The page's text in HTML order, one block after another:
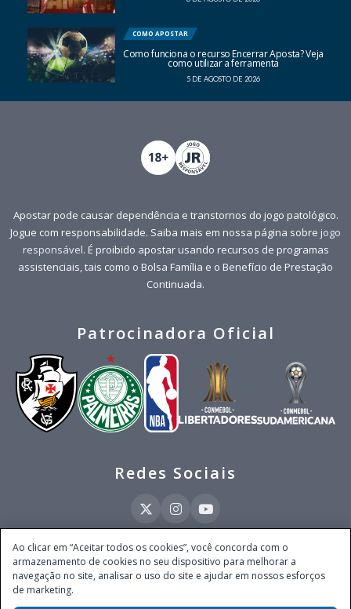
COMO APOSTAR
Como funciona o recurso Encerrar Aposta? Veja
como utilizar a ferramenta
5 DE AGOSTO DE 2026
Apostar pode causar dependência e transtornos do jogo patológico.
Jogue com responsabilidade. Saiba mais em nossa página sobre jogo
responsável. É proibido apostar usando recursos de programas
assistenciais, tais como o Bolsa Família e o Benefício de Prestação
Continuada.
Patrocinadora Oficial
Redes Sociais
Este site é operado pela Ventmear Brasil LTDA (CNPJ 52.868.380/0001-84), com
endereço na Avenida Brigadeiro Faria Lima, nº 4.055, 3º andar, Itaim Bibi, no
Município de São Paulo, Estado de São Paulo, CEP 04538-133, Brasil - empresa
autorizada a operar apostas de quota fixa em todo território nacional pela
Ao clicar em “Aceitar todos os cookies”, você concorda com o
armazenamento de cookies no seu dispositivo para melhorar a
navegação no site, analisar o uso do site e ajudar em nossos esforços
de marketing.